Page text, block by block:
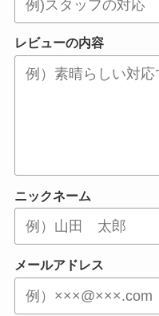
レビューの内容
ニックネーム
メールアドレス